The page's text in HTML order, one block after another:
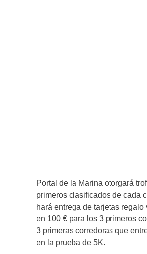
Portal de la Marina otorgará
primeros clasificados de cada
hará entrega de tarjetas regalo
en 100 € para los 3 primeros
3 primeras corredoras que
en la prueba de 5K.